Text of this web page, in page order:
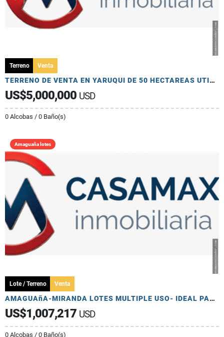
Terreno Venta
TERRENO DE VENTA EN YARUQUI DE 50 HECTAREAS UTILES
US$5,000,000 USD
0 Alcobas / 0 Baño(s)
Amaguaña lotes
Lote / Terreno Venta
AMAGUAñA-MIRANDA LOTES MULTIPLE USO- IDEAL PARA LOTIZACION Y OTROS
US$1,007,217 USD
0 Alcobas / 0 Baño(s)